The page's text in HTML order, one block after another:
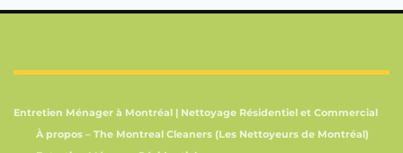
Entretien Ménager à Montréal | Nettoyage Résidentiel et Commercial
À propos – The Montreal Cleaners (Les Nettoyeurs de Montréal)